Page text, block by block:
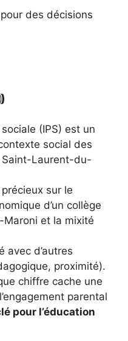
des décisions
(IPS) est un
social des
Saint-Laurent-du-
sur le
d’un collège
et la mixité
avec d’autres
proximité).
chiffre cache une
parental
pour l’éducation